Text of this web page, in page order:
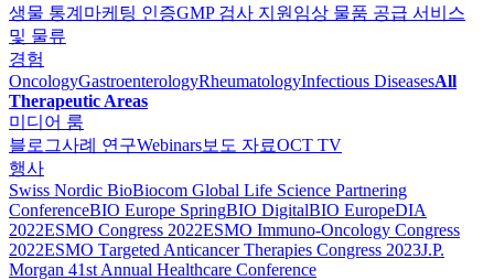
생물 통계 마케팅 인증GMP 검사 지원 임상 물품 공급 서비스
및 물류
경험
OncologyGastroenterologyRheumatologyInfectious DiseasesAll
Therapeutic Areas
미디어 룸
블로그사례 연구Webinars보도 자료OCT TV
행사
Swiss Nordic BioBiocom Global Life Science Partnering
ConferenceBIO Europe SpringBIO DigitalBIO EuropeDIA
2022ESMO Congress 2022ESMO Immuno-Oncology Congress
2022ESMO Тargeted Anticancer Therapies Congress 2023J.P.
Morgan 41st Annual Healthcare Conference